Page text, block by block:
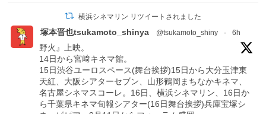
横浜シネマリン リツイートされました
塚本晋也tsukamoto_shinya @tsukamoto_shiny · 6h
野火』上映。
14日から宮﨑キネマ館。
15日渋谷ユーロスペース(舞台挨拶)15日から大分玉津東
天紅、大阪シアターセブン、山形鶴岡まちなかキネマ、
名古屋シネマスコーレ。16日、横浜シネマリン、16日か
ら千葉県キネマ旬報シアター(16日舞台挨拶)兵庫宝塚シ